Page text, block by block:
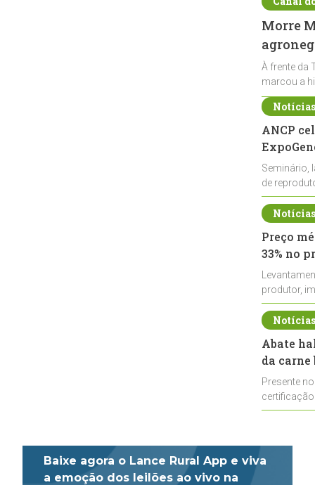
Morre
À frente da
marcou a
ANCP
Seminário,
de
durante a
Preço
33% no
produtor,
de leite cru
Abate
da
Presente
Baixe agora o Lance Rural App e viva
a emoção dos leilões ao vivo na